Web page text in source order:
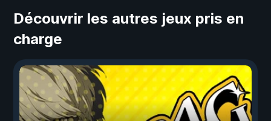
Découvrir les autres jeux pris en
charge